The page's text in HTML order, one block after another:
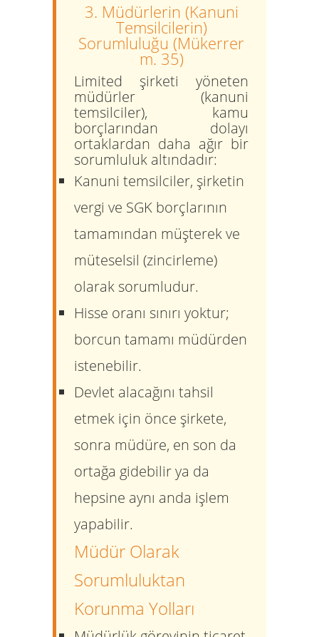
3. Müdürlerin (Kanuni
Temsilcilerin)
Sorumluluğu (Mükerrer
m. 35)
Limited şirketi yöneten
müdürler (kanuni
temsilciler), kamu
borçlarından dolayı
ortaklardan daha ağır bir
sorumluluk altındadır:
Kanuni temsilciler, şirketin
vergi ve SGK borçlarının
tamamından müşterek ve
müteselsil (zincirleme)
olarak sorumludur.
Hisse oranı sınırı yoktur;
borcun tamamı müdürden
istenebilir.
Devlet alacağını tahsil
etmek için önce şirkete,
sonra müdüre, en son da
ortağa gidebilir ya da
hepsine aynı anda işlem
yapabilir.
Müdür Olarak
Sorumluluktan
Korunma Yolları